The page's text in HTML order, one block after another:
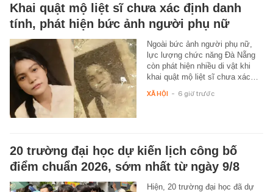
Khai quật mộ liệt sĩ chưa xác định danh
tính, phát hiện bức ảnh người phụ nữ
Ngoài bức ảnh người phụ nữ,
lực lượng chức năng Đà Nẵng
còn phát hiện nhiều di vật khi
khai quật mộ liệt sĩ chưa xác…
XÃ HỘI - 6 giờ trước
20 trường đại học dự kiến lịch công bố
điểm chuẩn 2026, sớm nhất từ ngày 9/8
Hiện, 20 trường đại học đã dự